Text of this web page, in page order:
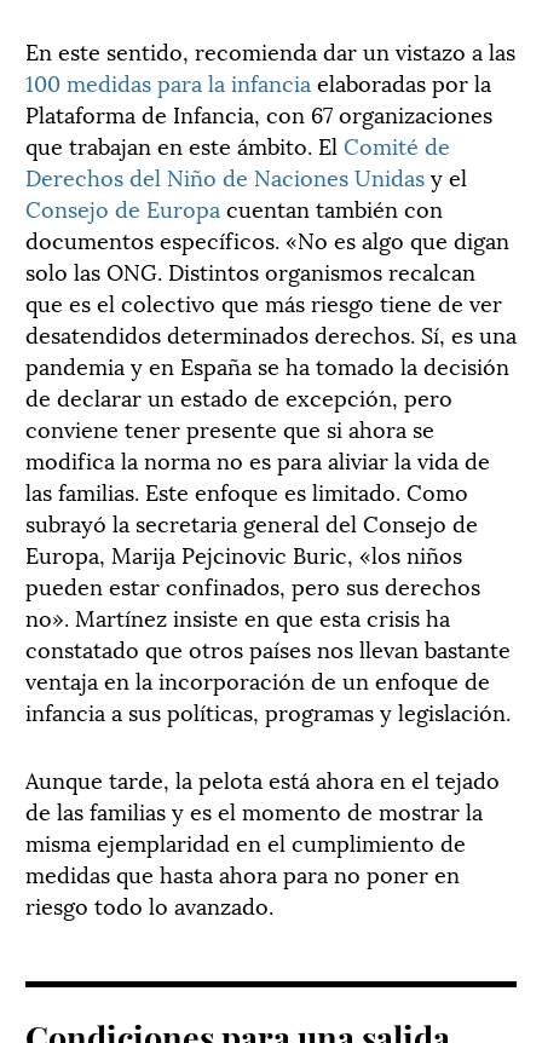
En este sentido, recomienda dar un vistazo a las
100 medidas para la infancia elaboradas por la
Plataforma de Infancia, con 67 organizaciones
que trabajan en este ámbito. El Comité de
Derechos del Niño de Naciones Unidasy el
Consejo de Europa cuentan también con
documentos específicos. «No es algo que digan
solo las ONG. Distintos organismos recalcan
que es el colectivo que más riesgo tiene de ver
desatendidos determinados derechos. Sí, es una
pandemia y en España se ha tomado la decisión
de declarar un estado de excepción, pero
conviene tener presente que si ahora se
modifica la norma no es para aliviar la vida de
las familias. Este enfoque es limitado. Como
subrayó la secretaria general del Consejo de
Europa, Marija Pejcinovic Buric, «los niños
pueden estar confinados, pero sus derechos
no». Martínez insiste en que esta crisis ha
constatado que otros países nos llevan bastante
ventaja en la incorporación de un enfoque de
infancia a sus políticas, programas y legislación.
Aunque tarde, la pelota está ahora en el tejado
de las familias y es el momento de mostrar la
misma ejemplaridad en el cumplimiento de
medidas que hasta ahora para no poner en
riesgo todo lo avanzado.